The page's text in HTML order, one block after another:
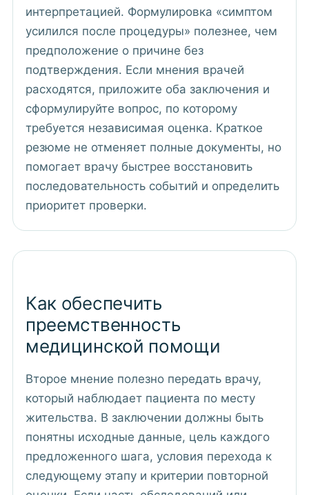
интерпретацией. Формулировка «симптом
усилился после процедуры» полезнее, чем
предположение о причине без
подтверждения. Если мнения врачей
расходятся, приложите оба заключения и
сформулируйте вопрос, по которому
требуется независимая оценка. Краткое
резюме не отменяет полные документы, но
помогает врачу быстрее восстановить
последовательность событий и определить
приоритет проверки.
Как обеспечить
преемственность
медицинской помощи
Второе мнение полезно передать врачу,
который наблюдает пациента по месту
жительства. В заключении должны быть
понятны исходные данные, цель каждого
предложенного шага, условия перехода к
следующему этапу и критерии повторной